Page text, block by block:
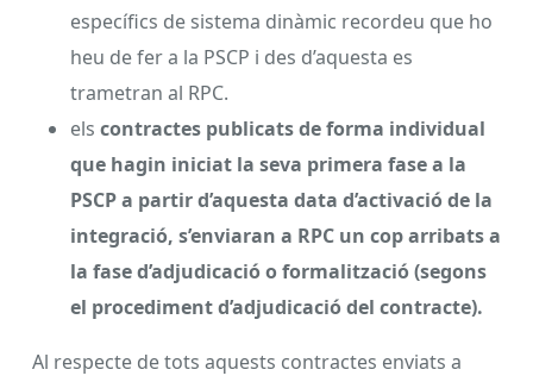
específics de sistema dinàmic recordeu que ho
heu de fer a la PSCP i des d’aquesta es
trametran al RPC.
els contractes publicats de forma individual
que hagin iniciat la seva primera fase a la
PSCP a partir d’aquesta data d’activació de la
integració, s’enviaran a RPC un cop arribats a
la fase d’adjudicació o formalització (segons
el procediment d’adjudicació del contracte).
Al respecte de tots aquests contractes enviats a